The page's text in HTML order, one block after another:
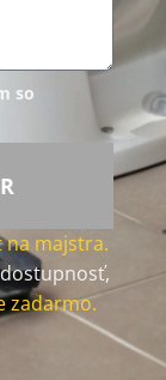
so
na majstra.
zadarmo.